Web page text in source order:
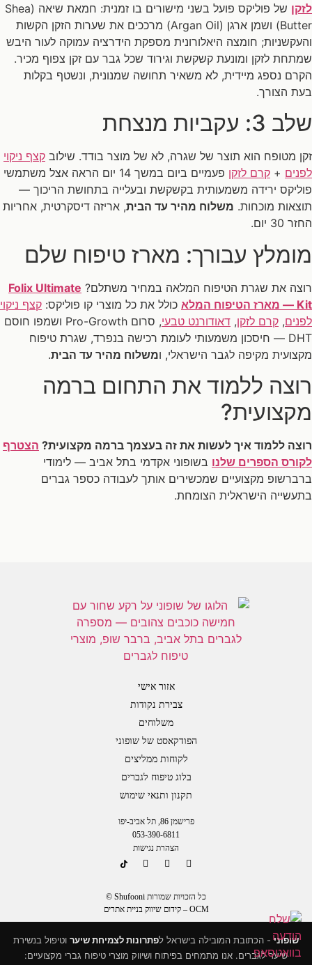
לזקן
של פוליקס פועל בשני מישורים בו זמנית: חמאת שיאה (Shea
Butter) ושמן ארגן (Argan Oil) מרככים את שערות הזקן הקשות
והעקשניות; חומצה היאלורונית מספקת הידרציה עמוקה לעור היבש
שמתחת לזקן ומונעת קשקשת וגירוד שכל גבר עם זקן צפוף מכיר.
הקרם נספג מיידית, לא משאיר תחושה שמנונית, ונשטף בקלות
בעת הצורך.
שלב 3: עקביות מנצחת
זקן מטופח הוא תוצר של שגרה, לא של מוצר בודד. שילוב קצף ניקוי
לפנים + קרם לזקן
פעמיים ביום במשך 14 יום הראה אצל משתמשי
פוליקס ירידה משמעותית בקשקשת ובעלייה בתחושת הריכוך —
תוצאות מוכחות. משלוח מהיר עד הבית, אריזה דיסקרטית, אחריות
החזר 30 יום.
מומלץ עבורך: מארז טיפוח שלם
רוצה את שגרת הטיפוח המלאה במחיר משתלם? Folix Ultimate
Kit — מארז הטיפוח המלא
כולל את כל מוצרי קו פוליקס: קצף ניקוי
לפנים, קרם לזקן, דאודורנט טבעי
, סרום Pro-Growth ושמפו חוסם
DHT — חיסכון משמעותי לעומת רכישה בנפרד, שגרת טיפוח
מקצועית מקיפה לגבר הישראלי, ומשלוח מהיר עד הבית.
רוצה ללמוד את התחום ברמה
מקצועית?
רוצה ללמוד איך לעשות את זה בעצמך ברמה מקצועית? הצטרף
לקורס הספרים שלנו בשופוני אקדמי בתל אביב — לימודי
ברברשופ מקצועיים שמכשירים אותך לעבודה כספר גברים
בתעשייה הישראלית הצומחת.
אזור אישי
צבירת נקודות
משלוחים
הפודקאסט של שופוני
לקוחות ממליצים
בלוג טיפוח לגברים
תקנון ותנאי שימוש
פרישמן 86, תל אביב-יפו
053-390-6811
הצהרת נגישות
כל הזכויות שמורות Shufooni ©
OCM – קידום שיווק בניית אתרים
שופוני- הכתובת המובילה בישראל לפתרונות לצמיחת שיער וטיפול בנשירת
שיער לגברים. אנו מתמחים בפיתוח ושיווק מוצרי טיפוח גברי מקצועיים: